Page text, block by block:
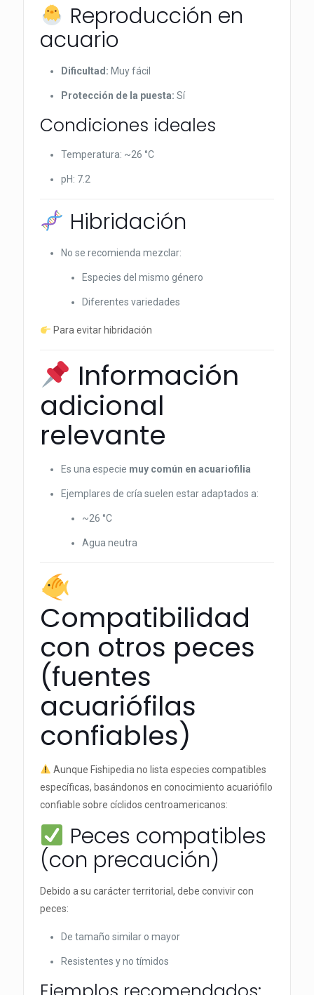
Reproducción en
acuario
Dificultad: Muy fácil
Protección de la puesta: Sí
Condiciones ideales
Temperatura: ~26 °C
pH: 7.2
Hibridación
No se recomienda mezclar:
Especies del mismo género
Diferentes variedades
Para evitar hibridación
Información
adicional
relevante
Es una especie muy común en acuariofilia
Ejemplares de cría suelen estar adaptados a:
~26 °C
Agua neutra
Compatibilidad
con otros peces
(fuentes
acuariófilas
confiables)
Aunque Fishipedia no lista especies compatibles
específicas, basándonos en conocimiento acuariófilo
confiable sobre cíclidos centroamericanos:
Peces compatibles
(con precaución)
Debido a su carácter territorial, debe convivir con
peces:
De tamaño similar o mayor
Resistentes y no tímidos